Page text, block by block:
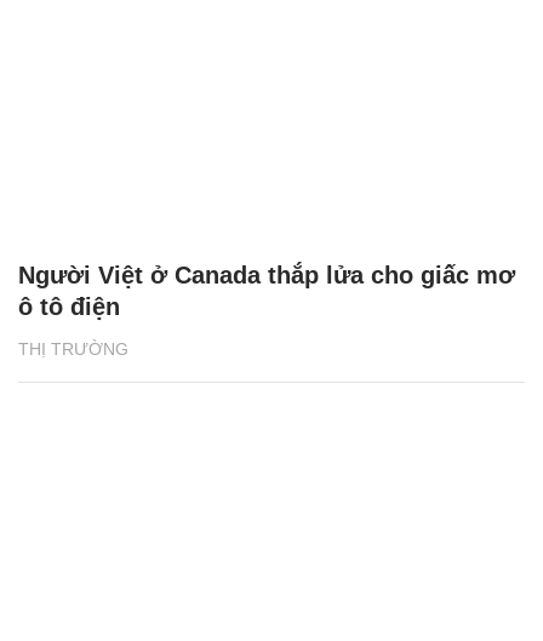
THỊ TRƯỜNG
Người Việt ở Canada thắp lửa cho giấc mơ
ô tô điện